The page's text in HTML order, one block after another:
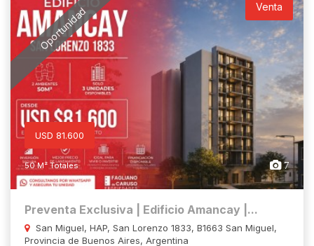
Oportunidad Venta
USD 81.600
50 M² Totales 7
Preventa Exclusiva | Edificio Amancay |...
San Miguel, HAP, San Lorenzo 1833, B1663 San Miguel,
Provincia de Buenos Aires, Argentina